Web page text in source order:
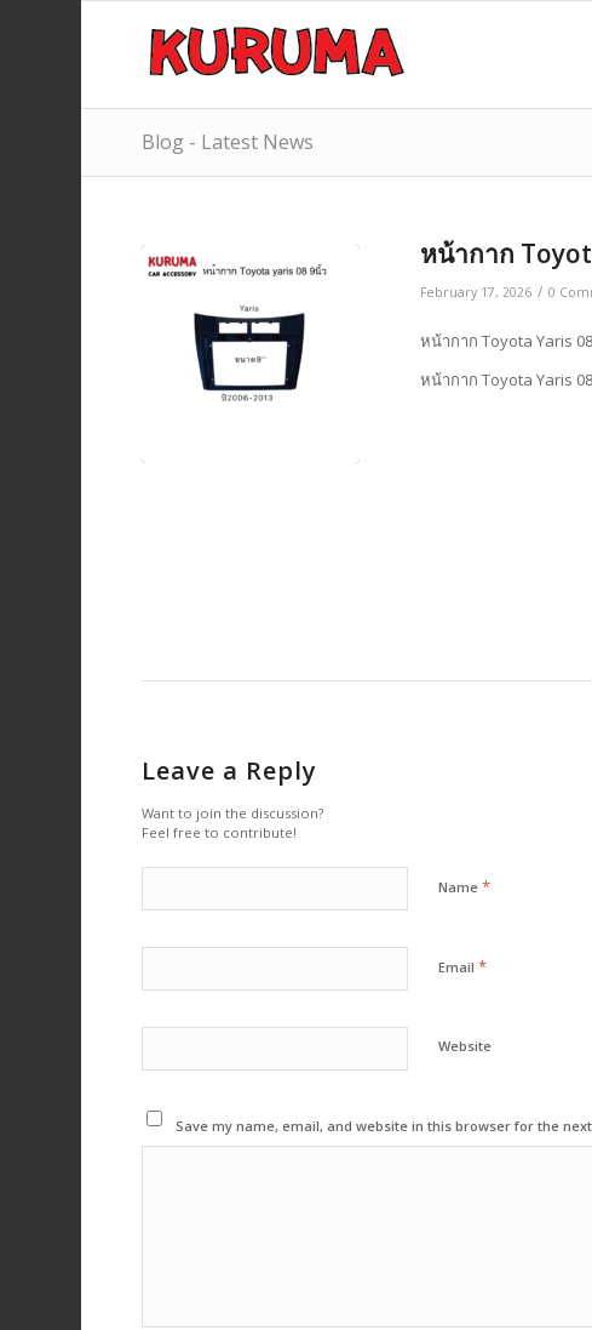
Blog - Latest News
หน้ากาก
February 17, 2026 / 0
หน้ากาก Toyota Yaris
หน้ากาก Toyota Yaris
Leave a Reply
Want to join the discussion?
Feel free to contribute!
Name*
Email*
Website
Save my name, email, and website in this browser for the